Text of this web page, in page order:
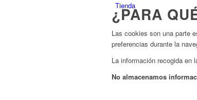
Tienda
¿PARA
Las cookies son una parte
preferencias durante la
La información recogida en
No almacenamos